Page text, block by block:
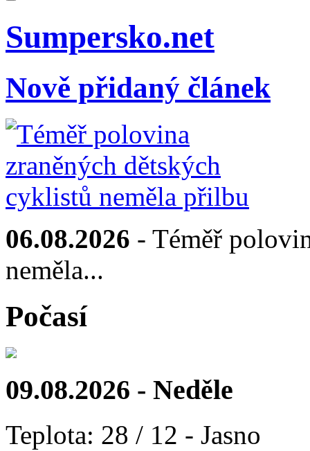
Sumpersko.net
Nově přidaný článek
06.08.2026 - Téměř
neměla...
Počasí
09.08.2026 - Neděle
Teplota: 28 / 12 - Jasno